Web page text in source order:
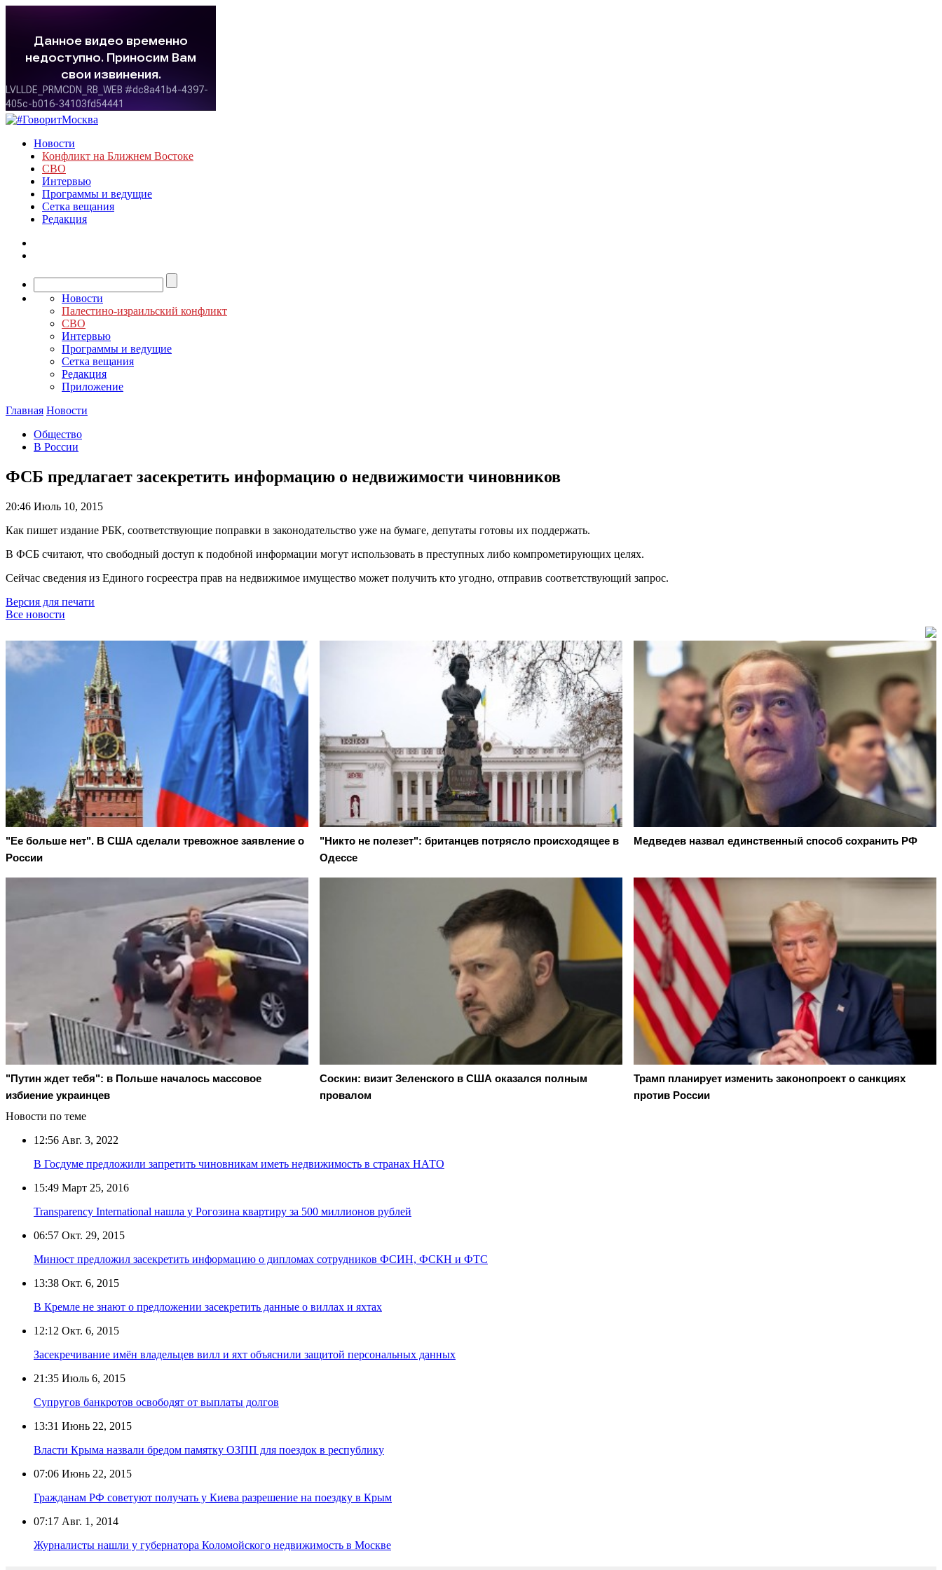
Новости
Конфликт на Ближнем Востоке
СВО
Интервью
Программы и ведущие
Сетка вещания
Редакция
Новости
Палестино-израильский конфликт
СВО
Интервью
Программы и ведущие
Сетка вещания
Редакция
Приложение
Главная Новости
Общество
В России
ФСБ предлагает засекретить информацию о недвижимости чиновников
20:46 Июль 10, 2015
Как пишет издание РБК, соответствующие поправки в законодательство уже на бумаге, депутаты готовы их поддержать.
В ФСБ считают, что свободный доступ к подобной информации могут использовать в преступных либо компрометирующих целях.
Сейчас сведения из Единого госреестра прав на недвижимое имущество может получить кто угодно, отправив соответствующий запрос.
Версия для печати
Все новости
"Ее больше нет". В США сделали тревожное заявление о
России
"Никто не полезет": британцев потрясло происходящее в
Одессе
Медведев назвал единственный способ сохранить РФ
"Путин ждет тебя": в Польше началось массовое
избиение украинцев
Соскин: визит Зеленского в США оказался полным
провалом
Трамп планирует изменить законопроект о санкциях
против России
Новости по теме
12:56 Авг. 3, 2022
В Госдуме предложили запретить чиновникам иметь недвижимость в странах НАТО
15:49 Март 25, 2016
Transparency International нашла у Рогозина квартиру за 500 миллионов рублей
06:57 Окт. 29, 2015
Минюст предложил засекретить информацию о дипломах сотрудников ФСИН, ФСКН и ФТС
13:38 Окт. 6, 2015
В Кремле не знают о предложении засекретить данные о виллах и яхтах
12:12 Окт. 6, 2015
Засекречивание имён владельцев вилл и яхт объяснили защитой персональных данных
21:35 Июль 6, 2015
Супругов банкротов освободят от выплаты долгов
13:31 Июнь 22, 2015
Власти Крыма назвали бредом памятку ОЗПП для поездок в республику
07:06 Июнь 22, 2015
Гражданам РФ советуют получать у Киева разрешение на поездку в Крым
07:17 Авг. 1, 2014
Журналисты нашли у губернатора Коломойского недвижимость в Москве